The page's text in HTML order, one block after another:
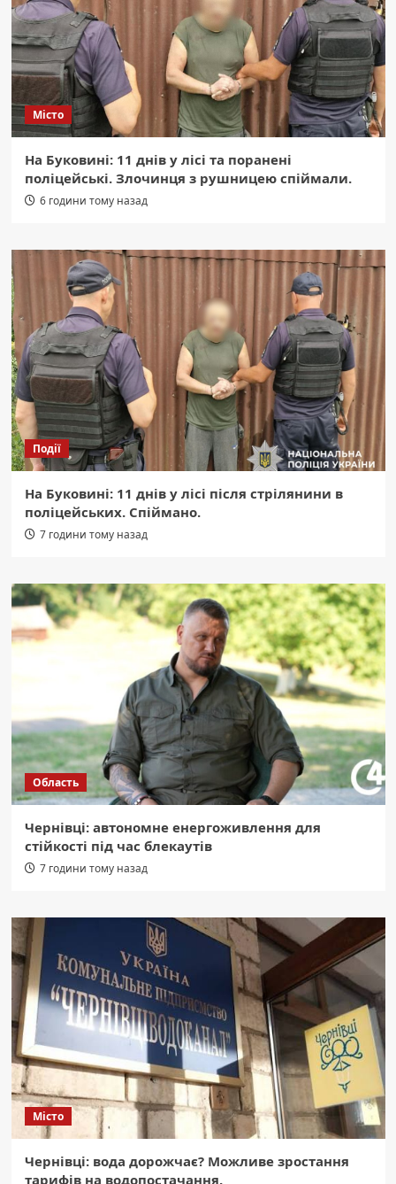
Місто
На Буковині: 11 днів у лісі та поранені
поліцейські. Злочинця з рушницею спіймали.
6 години тому назад
Події
На Буковині: 11 днів у лісі після стрілянини в
поліцейських. Спіймано.
7 години тому назад
Область
Чернівці: автономне енергоживлення для
стійкості під час блекаутів
7 години тому назад
Місто
Чернівці: вода дорожчає? Можливе зростання
тарифів на водопостачання.